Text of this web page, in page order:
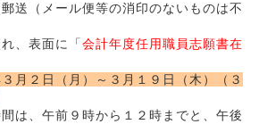
（メール便等の消印のないものは不
、表面に「会計年度任用職員志願書在
月２日（月）～３月１９日（木）（３
は、午前９時から１２時までと、午後